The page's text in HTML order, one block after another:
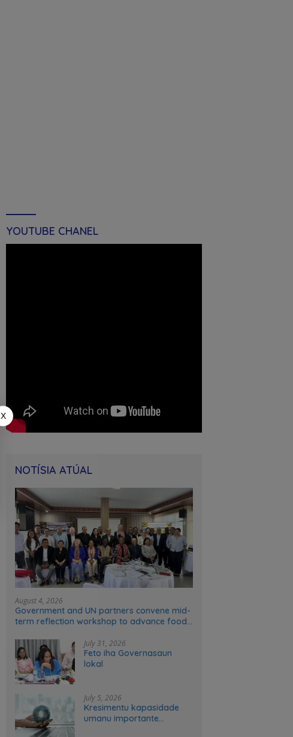
YOUTUBE CHANEL
NOTÍSIA ATÚAL
August 4, 2026
Government and UN partners convene mid-
term reflection workshop to advance food
July 31, 2026
Feto iha Governasaun
lokal
July 5, 2026
Kresimentu kapasidade
umanu importante
X